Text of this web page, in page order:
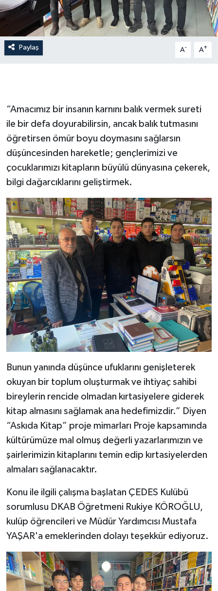
Paylaş A- A+
“Amacımız bir insanın karnını balık vermek sureti
ile bir defa doyurabilirsin, ancak balık tutmasını
öğretirsen ömür boyu doymasını sağlarsın
düşüncesinden hareketle; gençlerimizi ve
çocuklarımızı kitapların büyülü dünyasına çekerek,
bilgi dağarcıklarını geliştirmek.
Bunun yanında düşünce ufuklarını genişleterek
okuyan bir toplum oluşturmak ve ihtiyaç sahibi
bireylerin rencide olmadan kırtasiyelere giderek
kitap almasını sağlamak ana hedefimizdir.” Diyen
“Askıda Kitap” proje mimarları Proje kapsamında
kültürümüze mal olmuş değerli yazarlarımızın ve
şairlerimizin kitaplarını temin edip kırtasiyelerden
almaları sağlanacaktır.
Konu ile ilgili çalışma başlatan ÇEDES Kulübü
sorumlusu DKAB Öğretmeni Rukiye KÖROĞLU,
kulüp öğrencileri ve Müdür Yardımcısı Mustafa
YAŞAR'a emeklerinden dolayı teşekkür ediyoruz.
KSÜ
DÜNYA
ROPORTAJ
KADIN-AİLE
YEREL YÖNETİM
MEDYA
SEÇİM 2011
ÜÇÜNCÜ SAYFA
BİLİMNET
Yemek
SİVİL TOPLUM
SEÇİM 2014
KİM KİMDİR
ÇEK GÖNDER
KİTAP
HEDEF2020
OTOMOBİL
MİZAH
TARİH
Politika
YEREL
BÖLGEDEN